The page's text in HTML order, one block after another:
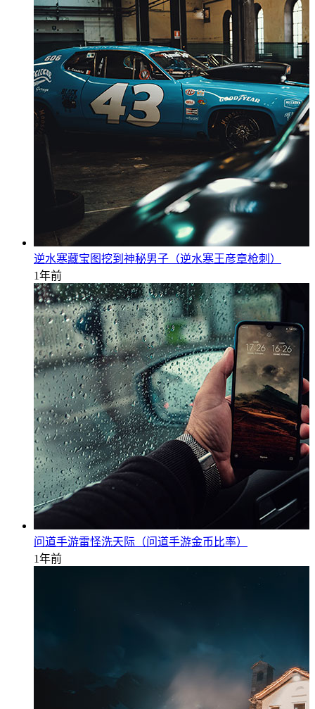
逆水寒藏宝图挖到神秘男子（逆水寒王彦章枪刺）
1年前
问道手游雷怪洗天际（问道手游金币比率）
1年前